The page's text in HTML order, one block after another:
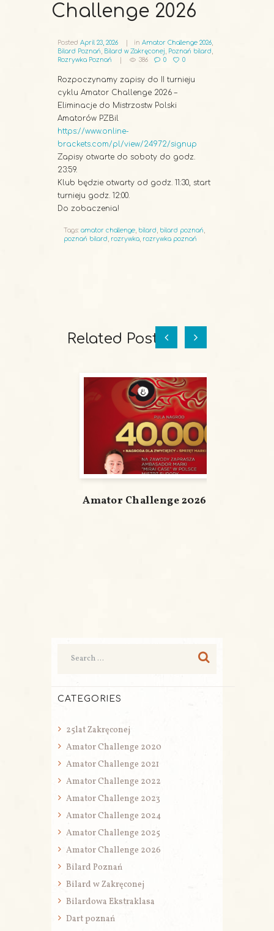
Challenge 2026
Posted April 23, 2026 in Amator Challenge 2026,
Bilard Poznań
Bilard w Zakręconej Poznań bilard
Rozrywka Poznań
386 0 0
Rozpoczynamy zapisy do II turnieju
cyklu Amator Challenge 2026 –
Eliminacje do Mistrzostw Polski
Amatorów PZBil
https://www.online-
brackets.com/pl/view/24972/signup
Zapisy otwarte do soboty do godz.
23:59.
Klub będzie otwarty od godz. 11:30, start
turnieju godz. 12:00.
Do zobaczenia!
Tags: amator challenge bilard bilard poznań
poznań bilard
rozrywka rozrywka poznań
Related Posts
Amator Challenge 2026
CATEGORIES
25lat Zakręconej
Amator Challenge 2020
Amator Challenge 2021
Amator Challenge 2022
Amator Challenge 2023
Amator Challenge 2024
Amator Challenge 2025
Amator Challenge 2026
Bilard Poznań
Bilard w Zakręconej
Bilardowa Ekstraklasa
Dart poznań